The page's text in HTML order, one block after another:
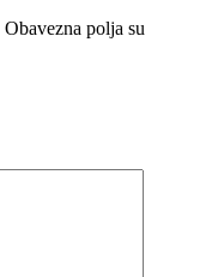
Obavezna polja su